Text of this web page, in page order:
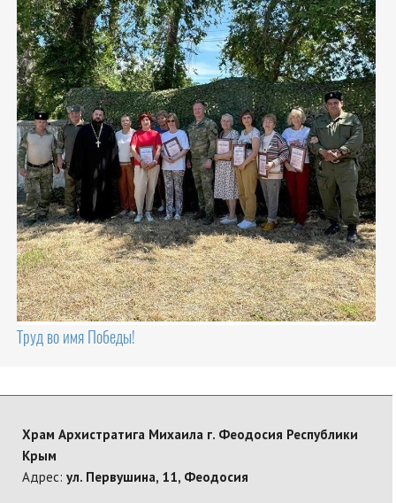
Труд во имя Победы!
Храм Архистратига Михаила г. Феодосия Республики
Крым
Адрес: ул. Первушина, 11, Феодосия